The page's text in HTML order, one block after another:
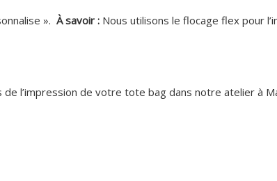
». À savoir : Nous utilisons le flocage flex pour
l’impression de votre tote bag dans notre atelier à